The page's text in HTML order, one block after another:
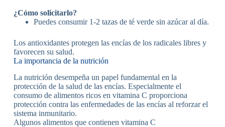
¿Cómo solicitarlo?
Puedes consumir 1-2 tazas de té verde sin azúcar al día.
Los antioxidantes protegen las encías de los radicales libres y
favorecen su salud.
La importancia de la nutrición
La nutrición desempeña un papel fundamental en la
protección de la salud de las encías. Especialmente el
consumo de alimentos ricos en vitamina C proporciona
protección contra las enfermedades de las encías al reforzar el
sistema inmunitario.
Algunos alimentos que contienen vitamina C